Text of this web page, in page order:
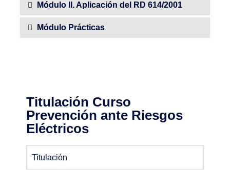
Módulo II. Aplicación del RD 614/2001
Módulo Prácticas
Titulación Curso
Prevención ante Riesgos
Eléctricos
Titulación